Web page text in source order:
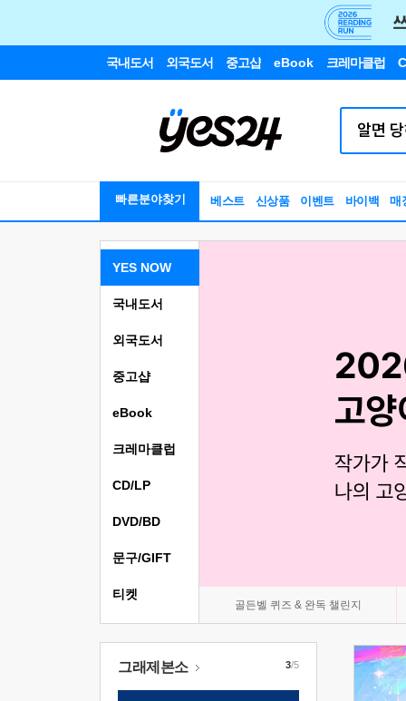
국내도서 외국도서 중고샵 eBook 크레마클럽
빠른분야찾기 베스트 신상품 이벤트 바이백 매
YES NOW
골든벨 퀴즈 & 완독 챌린지
국내도서
외국도서
중고샵
eBook
크레마클럽
CD/LP
DVD/BD
문구/GIFT
티켓
그래제본소 3/5